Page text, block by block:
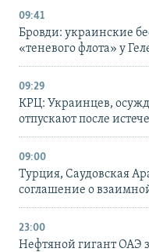
09:41
Бровди: украинские
«теневого флота» у
09:29
КРЦ: Украинцев,
отпускают после
09:00
Турция, Саудовская
соглашение о
23:00
Нефтяной гигант ОАЭ